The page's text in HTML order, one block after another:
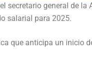
secretario general de
salarial para 2025.
que anticipa un inicio